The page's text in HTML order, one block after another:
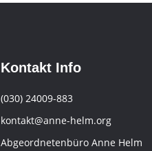
Kontakt Info
(030) 24009-883
kontakt@anne-helm.org
Abgeordnetenbüro Anne Helm